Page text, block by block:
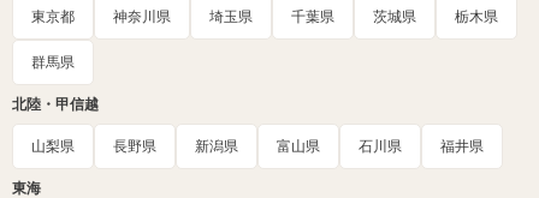
東京都 神奈川県 埼玉県 千葉県 茨城県 栃木県
群馬県
北陸・甲信越
山梨県 長野県 新潟県 富山県 石川県 福井県
東海